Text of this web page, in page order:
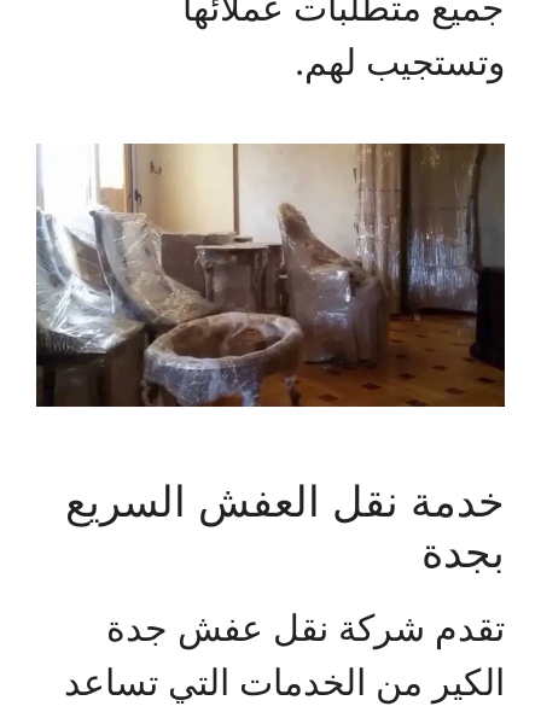
وتستجيب لهم.
خدمة نقل العفش السريع
بجدة
تقدم شركة نقل عفش جدة
الكير من الخدمات التي تساعد